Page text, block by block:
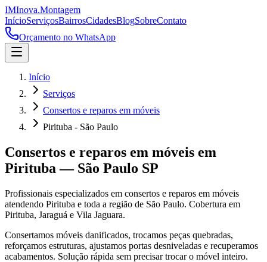
IMInova.Montagem
InícioServiçosBairrosCidadesBlogSobreContato
Orçamento no WhatsApp
Início
Serviços
Consertos e reparos em móveis
Pirituba - São Paulo
Consertos e reparos em móveis em
Pirituba — São Paulo SP
Profissionais especializados em consertos e reparos em móveis
atendendo Pirituba e toda a região de São Paulo. Cobertura em
Pirituba, Jaraguá e Vila Jaguara.
Consertamos móveis danificados, trocamos peças quebradas,
reforçamos estruturas, ajustamos portas desniveladas e recuperamos
acabamentos. Solução rápida sem precisar trocar o móvel inteiro.